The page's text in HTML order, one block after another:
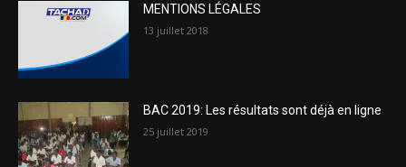
MENTIONS LÉGALES
13 juillet 2018
BAC 2019: Les résultats sont déjà en ligne
25 juillet 2019